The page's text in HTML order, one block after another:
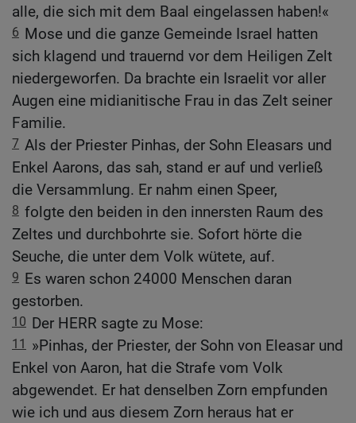
alle, die sich mit dem Baal eingelassen haben!«
6 Mose und die ganze Gemeinde Israel hatten
sich klagend und trauernd vor dem Heiligen Zelt
niedergeworfen. Da brachte ein Israelit vor aller
Augen eine midianitische Frau in das Zelt seiner
Familie.
7 Als der Priester Pinhas, der Sohn Eleasars und
Enkel Aarons, das sah, stand er auf und verließ
die Versammlung. Er nahm einen Speer,
8 folgte den beiden in den innersten Raum des
Zeltes und durchbohrte sie. Sofort hörte die
Seuche, die unter dem Volk wütete, auf.
9 Es waren schon 24000 Menschen daran
gestorben.
10 Der HERR sagte zu Mose:
11
»Pinhas, der Priester, der Sohn von Eleasar und
Enkel von Aaron, hat die Strafe vom Volk
abgewendet. Er hat denselben Zorn empfunden
wie ich und aus diesem Zorn heraus hat er